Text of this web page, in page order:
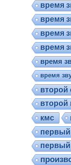
время
время
время
время
время
время
второй
второй
кмс
первый